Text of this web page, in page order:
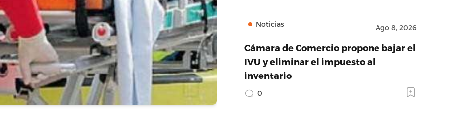
Noticias Ago 8, 2026
Cámara de Comercio propone bajar el
IVU y eliminar el impuesto al
inventario
0